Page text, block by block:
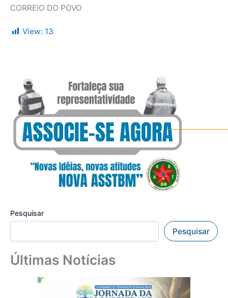
CORREIO DO POVO
View: 13
Pesquisar
Pesquisar
Últimas Notícias